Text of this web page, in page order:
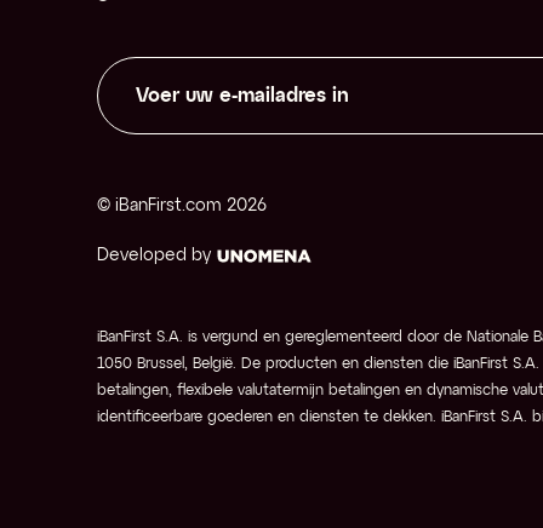
Z
© iBanFirst.com 2026
Developed by
iBanFirst S.A. is vergund en gereglementeerd door de Nationale
1050 Brussel, België. De producten en diensten die iBanFirst
betalingen, flexibele valutatermijn betalingen en dynamische
identificeerbare goederen en diensten te dekken. iBanFirst